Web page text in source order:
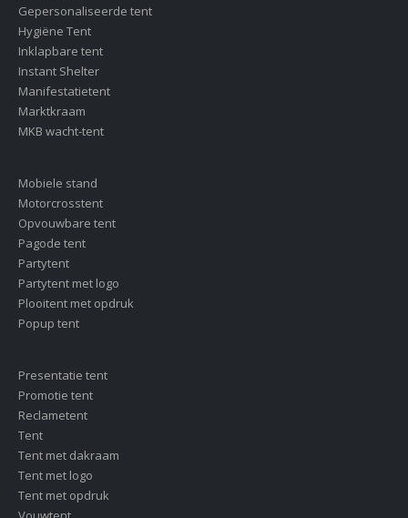
Gepersonaliseerde tent
Hygiëne Tent
Inklapbare tent
Instant Shelter
Manifestatietent
Marktkraam
MKB wacht-tent
Mobiele stand
Motorcrosstent
Opvouwbare tent
Pagode tent
Partytent
Partytent met logo
Plooitent met opdruk
Popup tent
Presentatie tent
Promotie tent
Reclametent
Tent
Tent met dakraam
Tent met logo
Tent met opdruk